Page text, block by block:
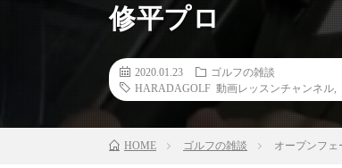
修平プロ
2020.01.23
ゴルフの雑談
HARADAGOLF 動画レッスンチャンネル
HOME ゴルフの雑談 オープンフェ